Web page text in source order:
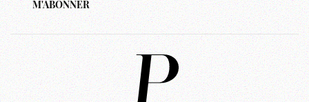
M'ABONNER